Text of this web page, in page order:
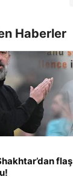
Haberler